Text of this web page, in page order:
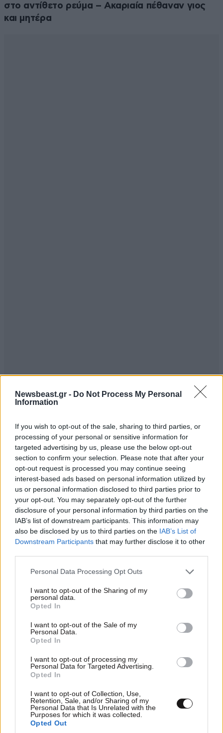
Newsbeast.gr - Do Not Process My Personal
Information
If you wish to opt-out of the sale, sharing to third parties, or
processing of your personal or sensitive information for
targeted advertising by us, please use the below opt-out
section to confirm your selection. Please note that after your
opt-out request is processed you may continue seeing
interest-based ads based on personal information utilized by
us or personal information disclosed to third parties prior to
your opt-out. You may separately opt-out of the further
disclosure of your personal information by third parties on the
IAB’s list of downstream participants. This information may
also be disclosed by us to third parties on the IAB’s List of
Downstream Participants that may further disclose it to other
Please note that this website/app uses one or more Google
not limited to your visit or usage behaviour. You may click to
grant or deny consent to Google and its third-party tags to
use your data for below specified purposes in below Google
consent section.
Personal Data Processing Opt Outs
I want to opt-out of the Sharing of my
personal data.
Opted In
I want to opt-out of the Sale of my
Personal Data.
Opted In
I want to opt-out of processing my
Personal Data for Targeted Advertising.
Opted In
I want to opt-out of Collection, Use,
Retention, Sale, and/or Sharing of my
Personal Data that Is Unrelated with the
Purposes for which it was collected.
Opted Out
στο αντίθετο ρεύμα – Ακαριαία πέθαναν γιος
και μητέρα
ΚΟΣΜΟΣ6 λ. πριν
ώρες μετά τον γάμο της προκαλεί οργή